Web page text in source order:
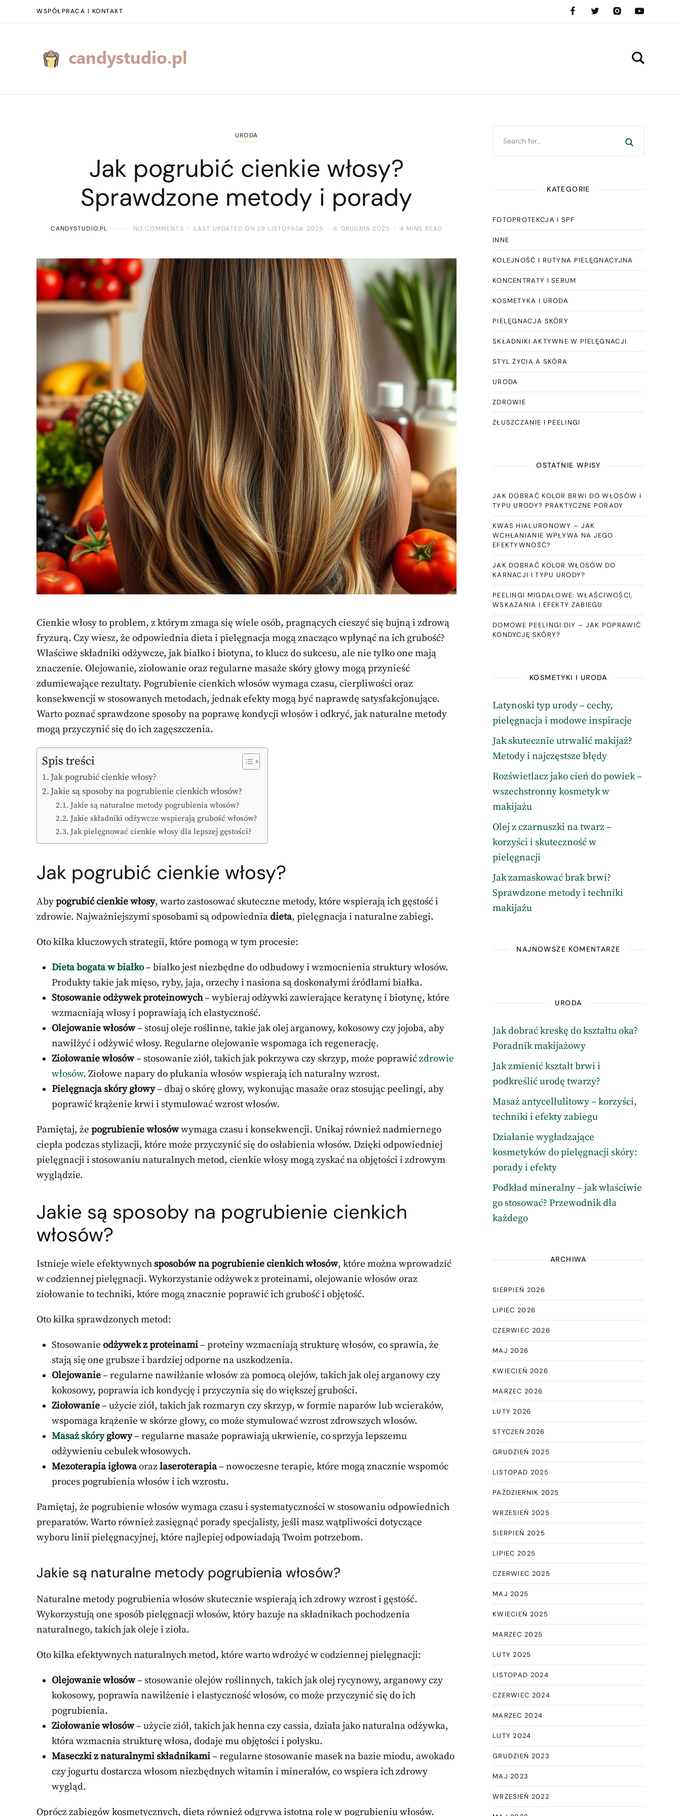
WSPÓŁPRACA I KONTAKT
URODA
Jak pogrubić cienkie włosy?
Sprawdzone metody i porady
CANDYSTUDIO.PL NO COMMENTS LAST UPDATED ON 29 LISTOPADA 2025 6 GRUDNIA 2025 4 MINS READ
Cienkie włosy to problem, z którym zmaga się wiele osób, pragnących cieszyć się bujną i zdrową
fryzurą. Czy wiesz, że odpowiednia dieta i pielęgnacja mogą znacząco wpłynąć na ich grubość?
Właściwe składniki odżywcze, jak białko i biotyna, to klucz do sukcesu, ale nie tylko one mają
znaczenie. Olejowanie, ziołowanie oraz regularne masaże skóry głowy mogą przynieść
zdumiewające rezultaty. Pogrubienie cienkich włosów wymaga czasu, cierpliwości oraz
konsekwencji w stosowanych metodach, jednak efekty mogą być naprawdę satysfakcjonujące.
Warto poznać sprawdzone sposoby na poprawę kondycji włosów i odkryć, jak naturalne metody
mogą przyczynić się do ich zagęszczenia.
Spis treści
Jak pogrubić cienkie włosy?
Jakie są sposoby na pogrubienie cienkich włosów?
Jakie są naturalne metody pogrubienia włosów?
Jakie składniki odżywcze wspierają grubość włosów?
Jak pielęgnować cienkie włosy dla lepszej gęstości?
Jak pogrubić cienkie włosy?
Abypogrubić cienkie włosy, warto zastosować skuteczne metody, które wspierają ich gęstość i
zdrowie. Najważniejszymi sposobami są odpowiedniadieta, pielęgnacja i naturalne zabiegi.
Oto kilka kluczowych strategii, które pomogą w tym procesie:
Dieta bogata w białko– białko jest niezbędne do odbudowy i wzmocnienia struktury włosów.
Produkty takie jak mięso, ryby, jaja, orzechy i nasiona są doskonałymi źródłami białka.
Stosowanie odżywek proteinowych– wybieraj odżywki zawierające keratynę i biotynę, które
wzmacniają włosy i poprawiają ich elastyczność.
Olejowanie włosów– stosuj oleje roślinne, takie jak olej arganowy, kokosowy czy jojoba, aby
nawilżyć i odżywić włosy. Regularne olejowanie wspomaga ich regenerację.
Ziołowanie włosów– stosowanie ziół, takich jak pokrzywa czy skrzyp, może poprawićzdrowie
włosów. Ziołowe napary do płukania włosów wspierają ich naturalny wzrost.
Pielęgnacja skóry głowy– dbaj o skórę głowy, wykonując masaże oraz stosując peelingi, aby
poprawić krążenie krwi i stymulować wzrost włosów.
Pamiętaj, że pogrubienie włosówwymaga czasu i konsekwencji. Unikaj również nadmiernego
ciepła podczas stylizacji, które może przyczynić się do osłabienia włosów. Dzięki odpowiedniej
pielęgnacji i stosowaniu naturalnych metod, cienkie włosy mogą zyskać na objętości i zdrowym
wyglądzie.
Jakie są sposoby na pogrubienie cienkich
włosów?
Istnieje wiele efektywnych sposobów na pogrubienie cienkich włosów, które można wprowadzić
w codziennej pielęgnacji. Wykorzystanie odżywek z proteinami, olejowanie włosów oraz
ziołowanie to techniki, które mogą znacznie poprawić ich grubość i objętość.
Oto kilka sprawdzonych metod:
Stosowanie odżywek z proteinami– proteiny wzmacniają strukturę włosów, co sprawia, że
stają się one grubsze i bardziej odporne na uszkodzenia.
Olejowanie– regularne nawilżanie włosów za pomocą olejów, takich jak olej arganowy czy
kokosowy, poprawia ich kondycję i przyczynia się do większej grubości.
Ziołowanie– użycie ziół, takich jak rozmaryn czy skrzyp, w formie naparów lub wcieraków,
wspomaga krążenie w skórze głowy, co może stymulować wzrost zdrowszych włosów.
Masaż skórygłowy– regularne masaże poprawiają ukrwienie, co sprzyja lepszemu
odżywieniu cebulek włosowych.
Mezoterapia igłowaorazlaseroterapia– nowoczesne terapie, które mogą znacznie wspomóc
proces pogrubienia włosów i ich wzrostu.
Pamiętaj, że pogrubienie włosów wymaga czasu i systematyczności w stosowaniu odpowiednich
preparatów. Warto również zasięgnąć porady specjalisty, jeśli masz wątpliwości dotyczące
wyboru linii pielęgnacyjnej, które najlepiej odpowiadają Twoim potrzebom.
Jakie są naturalne metody pogrubienia włosów?
Naturalne metody pogrubienia włosów skutecznie wspierają ich zdrowy wzrost i gęstość.
Wykorzystują one sposób pielęgnacji włosów, który bazuje na składnikach pochodzenia
naturalnego, takich jak oleje i zioła.
Oto kilka efektywnych naturalnych metod, które warto wdrożyć w codziennej pielęgnacji:
Olejowanie włosów– stosowanie olejów roślinnych, takich jak olej rycynowy, arganowy czy
kokosowy, poprawia nawilżenie i elastyczność włosów, co może przyczynić się do ich
pogrubienia.
Ziołowanie włosów– użycie ziół, takich jak henna czy cassia, działa jako naturalna odżywka,
która wzmacnia strukturę włosa, dodaje mu objętości i połysku.
Maseczki z naturalnymi składnikami– regularne stosowanie masek na bazie miodu, awokado
czy jogurtu dostarcza włosom niezbędnych witamin i minerałów, co wspiera ich zdrowy
wygląd.
Oprócz zabiegów kosmetycznych, dieta również odgrywa istotną rolę w pogrubieniu włosów.
KATEGORIE
FOTOPROTEKCJA I SPF
INNE
KOLEJNOŚĆ I RUTYNA PIELĘGNACYJNA
KONCENTRATY I SERUM
KOSMETYKA I URODA
PIELĘGNACJA SKÓRY
SKŁADNIKI AKTYWNE W PIELĘGNACJI
STYL ŻYCIA A SKÓRA
URODA
ZDROWIE
ZŁUSZCZANIE I PEELINGI
OSTATNIE WPISY
JAK DOBRAĆ KOLOR BRWI DO WŁOSÓW I
TYPU URODY? PRAKTYCZNE PORADY
KWAS HIALURONOWY – JAK
WCHŁANIANIE WPŁYWA NA JEGO
EFEKTYWNOŚĆ?
JAK DOBRAĆ KOLOR WŁOSÓW DO
KARNACJI I TYPU URODY?
PEELINGI MIGDAŁOWE: WŁAŚCIWOŚCI,
WSKAZANIA I EFEKTY ZABIEGU
DOMOWE PEELINGI DIY – JAK POPRAWIĆ
KONDYCJĘ SKÓRY?
KOSMETYKI I URODA
Latynoski typ urody – cechy,
pielęgnacja i modowe inspiracje
Jak skutecznie utrwalić makijaż?
Metody i najczęstsze błędy
Rozświetlacz jako cień do powiek –
wszechstronny kosmetyk w
makijażu
Olej z czarnuszki na twarz –
korzyści i skuteczność w
pielęgnacji
Jak zamaskować brak brwi?
Sprawdzone metody i techniki
makijażu
NAJNOWSZE KOMENTARZE
URODA
Jak dobrać kreskę do kształtu oka?
Poradnik makijażowy
Jak zmienić kształt brwi i
podkreślić urodę twarzy?
Masaż antycellulitowy – korzyści,
techniki i efekty zabiegu
Działanie wygładzające
kosmetyków do pielęgnacji skóry:
porady i efekty
Podkład mineralny – jak właściwie
go stosować? Przewodnik dla
każdego
ARCHIWA
SIERPIEŃ 2026
LIPIEC 2026
CZERWIEC 2026
MAJ 2026
KWIECIEŃ 2026
MARZEC 2026
LUTY 2026
STYCZEŃ 2026
GRUDZIEŃ 2025
LISTOPAD 2025
PAŹDZIERNIK 2025
WRZESIEŃ 2025
SIERPIEŃ 2025
LIPIEC 2025
CZERWIEC 2025
MAJ 2025
KWIECIEŃ 2025
MARZEC 2025
LUTY 2025
LISTOPAD 2024
CZERWIEC 2024
MARZEC 2024
LUTY 2024
GRUDZIEŃ 2023
MAJ 2023
WRZESIEŃ 2022